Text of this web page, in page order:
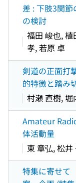
差 : 下肢3関
の検討
福田 峻也, 植
孝, 若原 卓
剣道の正面打
的特徴と踏み
村瀬 直樹, 堀
Amateur
体活動量
東 章弘, 松井
特集に寄せて